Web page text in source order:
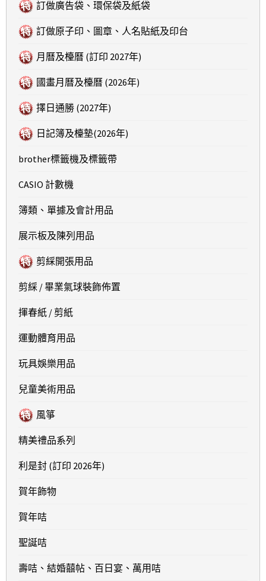
訂做廣告袋、環保袋及紙袋
訂做原子印、圖章、人名貼紙及印台
月曆及檯曆 (訂印 2027年)
國畫月曆及檯曆 (2026年)
擇日通勝 (2027年)
日記簿及檯墊(2026年)
brother標籤機及標籤帶
CASIO 計數機
簿類、單據及會計用品
展示板及陳列用品
剪綵開張用品
剪綵 / 畢業氣球裝飾佈置
揮春紙 / 剪紙
運動體育用品
玩具娛樂用品
兒童美術用品
風箏
精美禮品系列
利是封 (訂印 2026年)
賀年飾物
賀年咭
聖誕咭
壽咭、結婚囍帖、百日宴、萬用咭